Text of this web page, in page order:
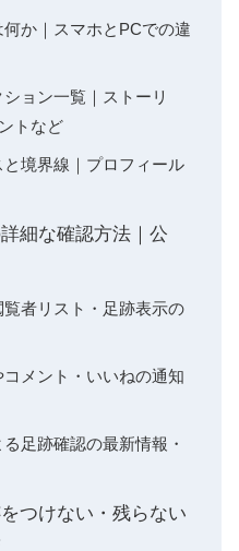
か｜スマホとPCでの違
ョン一覧｜ストーリ
トなど
境界線｜プロフィール
細な確認方法｜公
者リスト・足跡表示の
メント・いいねの通知
足跡確認の最新情報・
つけない・残らない